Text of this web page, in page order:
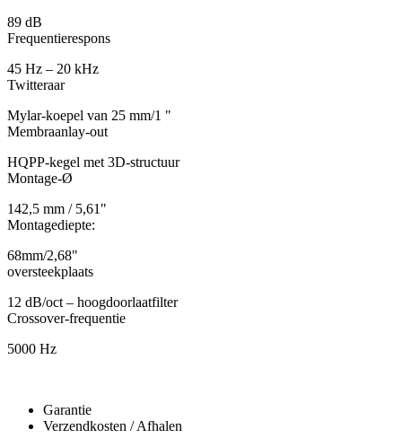
89 dB
Frequentierespons
45 Hz – 20 kHz
Twitteraar
Mylar-koepel van 25 mm/1 "
Membraanlay-out
HQPP-kegel met 3D-structuur
Montage-Ø
142,5 mm / 5,61"
Montagediepte:
68mm/2,68"
oversteekplaats
12 dB/oct – hoogdoorlaatfilter
Crossover-frequentie
5000 Hz
Garantie
Verzendkosten / Afhalen